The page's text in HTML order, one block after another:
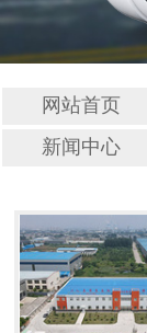
网站首页
新闻中心